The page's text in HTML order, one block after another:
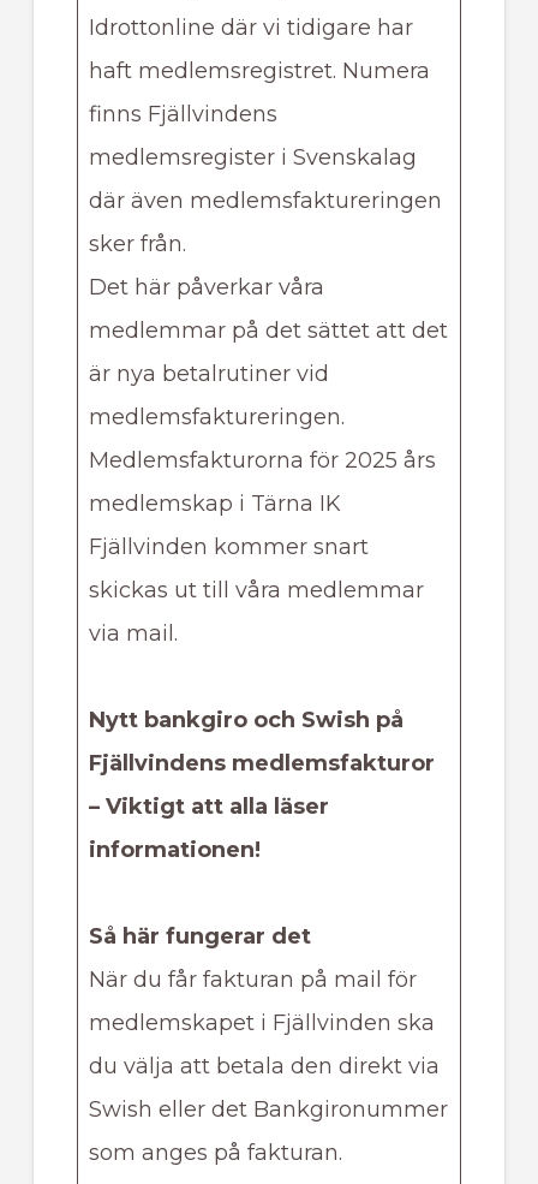
Idrottonline där vi tidigare har
haft medlemsregistret. Numera
finns Fjällvindens
medlemsregister i Svenskalag
där även medlemsfaktureringen
sker från.
Det här påverkar våra
medlemmar på det sättet att det
är nya betalrutiner vid
medlemsfaktureringen.
Medlemsfakturorna för 2025 års
medlemskap i Tärna IK
Fjällvinden kommer snart
skickas ut till våra medlemmar
via mail.
Nytt bankgiro och Swish på
Fjällvindens medlemsfakturor
– Viktigt att alla läser
informationen!
Så här fungerar det
När du får fakturan på mail för
medlemskapet i Fjällvinden ska
du välja att betala den direkt via
Swish eller det Bankgironummer
som anges på fakturan.